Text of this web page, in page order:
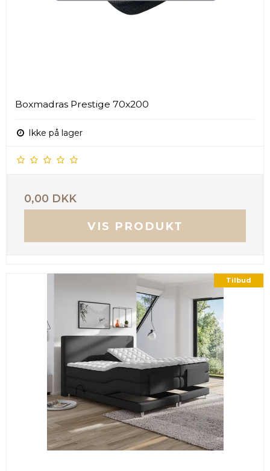
Boxmadras Prestige 70x200
Ikke på lager
0,00 DKK
VIS PRODUKT
Tilbud